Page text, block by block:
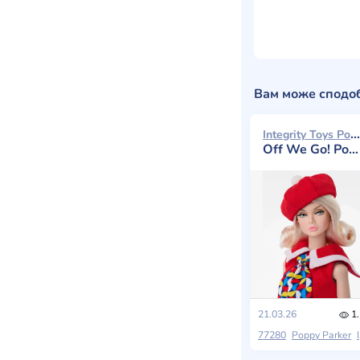
Вам може
Integrity Toys Poppy Parker 2026
Off We Go! Poppy Parker
21.03.26
77280 Poppy Parker Integrity Toys